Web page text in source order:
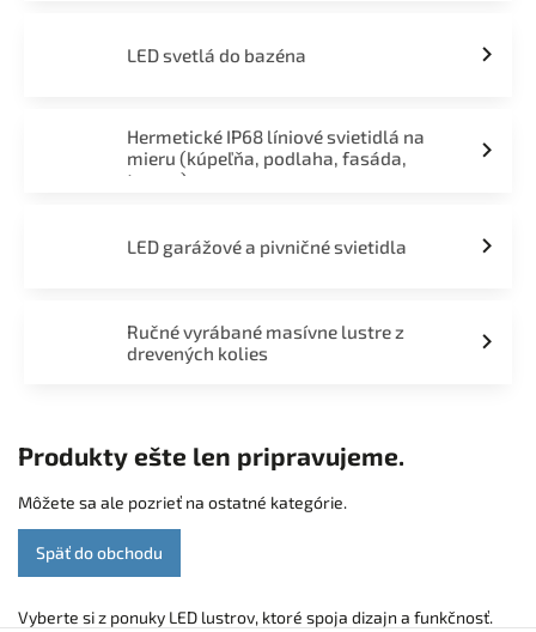
LED svetlá do bazéna
Hermetické IP68 líniové svietidlá na
mieru (kúpeľňa, podlaha, fasáda,
terasa)
LED garážové a pivničné svietidla
Ručné vyrábané masívne lustre z
drevených kolies
Produkty ešte len pripravujeme.
Môžete sa ale pozrieť na ostatné kategórie.
Späť do obchodu
Vyberte si z ponuky LED lustrov, ktoré spoja dizajn a funkčnosť.